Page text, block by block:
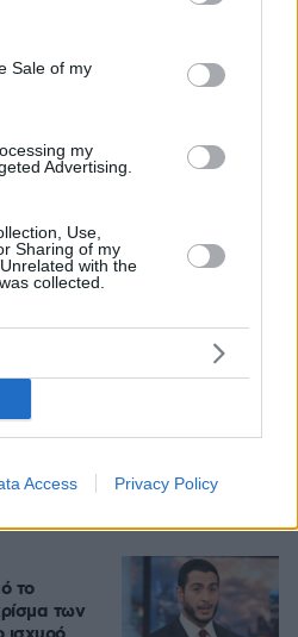
and its third-party tags to
purposes in below Google
Sale of my
my
Advertising.
Use,
Sharing of my
with the
collected.
Access Privacy Policy
μου σε
έναν
δολοφονία
114
out
87
το
των